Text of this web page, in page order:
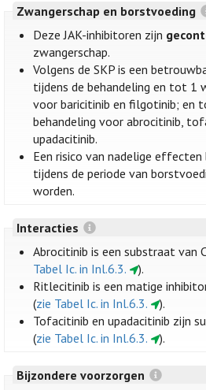
Zwangerschap en borstvoeding
Deze JAK-inhibitoren zijn
zwangerschap.
Volgens de SKP is een
tijdens de behandeling en tot 1
voor baricitinib en filgotinib; en
behandeling voor abrocitinib,
upadacitinib.
Een risico van nadelige effecten
tijdens de periode van
worden.
Interacties
Abrocitinib is een substraat van
Tabel Ic. in Inl.6.3.
).
Ritlecitinib is een matige
(zie Tabel Ic. in Inl.6.3.
).
Tofacitinib en upadacitinib zijn
(zie Tabel Ic. in Inl.6.3. ).
Bijzondere voorzorgen